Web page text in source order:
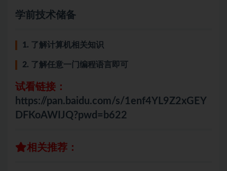
学前技术储备
1. 了解计算机相关知识
2. 了解任意一门编程语言即可
试看链接：
https://pan.baidu.com/s/1enf4YL9Z2xGEY
DFKoAWIJQ?pwd=b622
相关推荐：